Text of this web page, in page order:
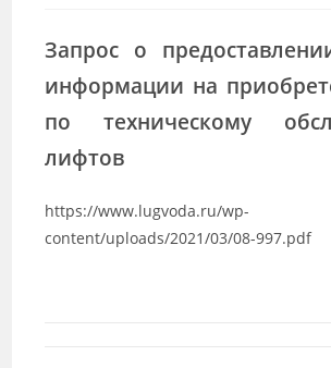
Запрос о
информации на
по техническому
лифтов
https://www.lugvoda.ru/wp-
content/uploads/2021/03/08-997.pdf